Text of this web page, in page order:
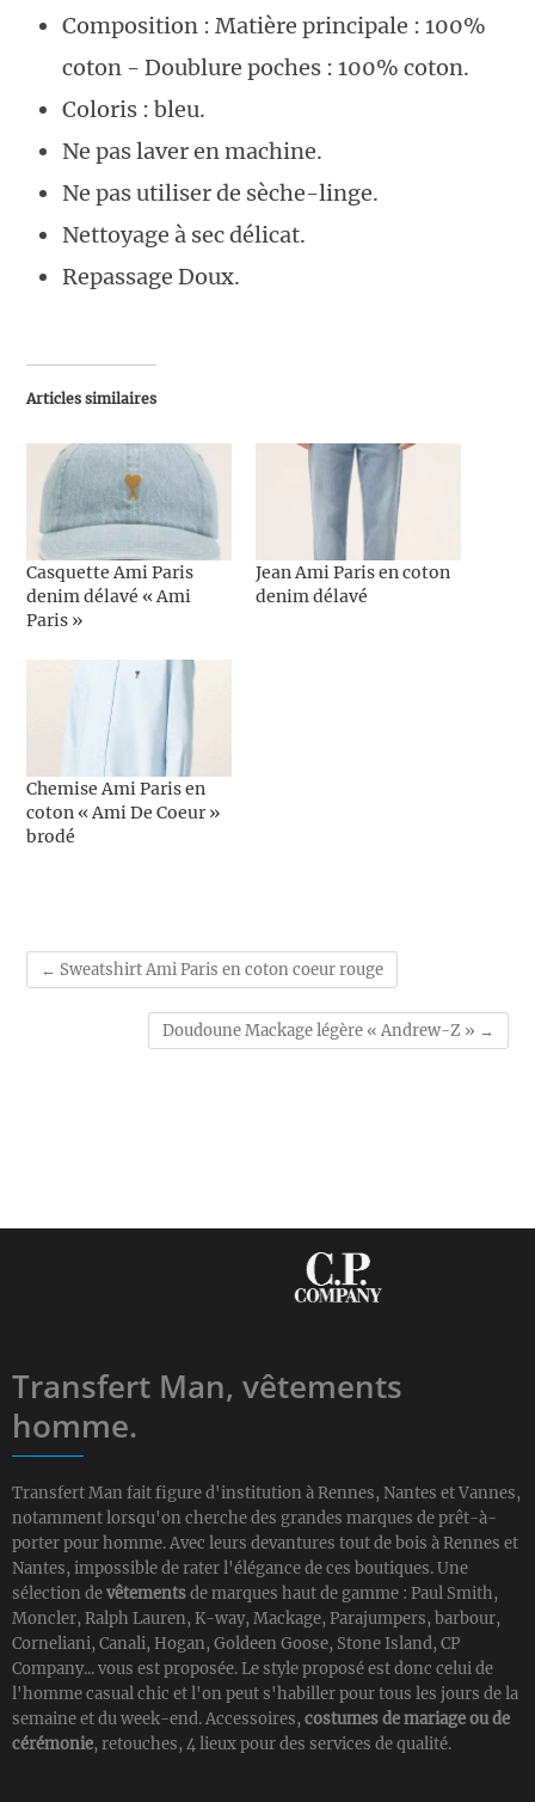
Composition : Matière principale : 100%
coton - Doublure poches : 100% coton.
Coloris : bleu.
Ne pas laver en machine.
Ne pas utiliser de sèche-linge.
Nettoyage à sec délicat.
Repassage Doux.
Articles similaires
Casquette Ami Paris
denim délavé « Ami
Paris »
Jean Ami Paris en coton
denim délavé
Chemise Ami Paris en
coton « Ami De Coeur »
brodé
← Sweatshirt Ami Paris en coton coeur rouge
Doudoune Mackage légère « Andrew-Z » →
Transfert Man, vêtements
homme.
Transfert Man fait figure d'institution à Rennes, Nantes et Vannes,
notamment lorsqu'on cherche des grandes marques de prêt-à-
porter pour homme. Avec leurs devantures tout de bois à Rennes et
Nantes, impossible de rater l'élégance de ces boutiques. Une
sélection devêtementsde marques haut de gamme : Paul Smith,
Moncler, Ralph Lauren, K-way, Mackage, Parajumpers, barbour,
Corneliani, Canali, Hogan, Goldeen Goose, Stone Island, CP
Company... vous est proposée. Le style proposé est donc celui de
l'homme casual chic et l'on peut s'habiller pour tous les jours de la
semaine et du week-end. Accessoires, costumes de mariage ou de
cérémonie, retouches, 4 lieux pour des services de qualité.